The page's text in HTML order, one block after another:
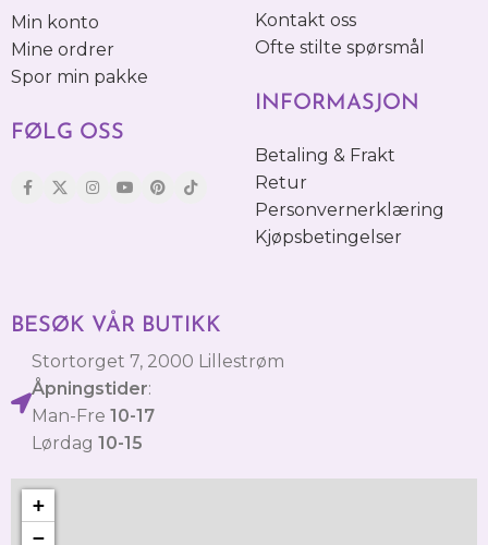
Min konto
Mine ordrer
Spor min pakke
FØLG OSS
Kontakt oss
Ofte stilte spørsmål
INFORMASJON
Betaling & Frakt
Retur
Personvernerklæring
Kjøpsbetingelser
BESØK VÅR BUTIKK
Stortorget 7, 2000 Lillestrøm
Åpningstider:
Man-Fre 10-17
Lørdag 10-15
+
−